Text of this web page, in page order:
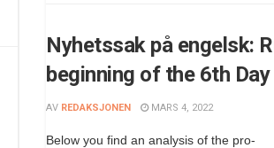
Nyhetssak på engelsk:
beginning of the 6th Day
AV REDAKSJONEN MARS 4, 2022
Below you find an analysis of the pro-